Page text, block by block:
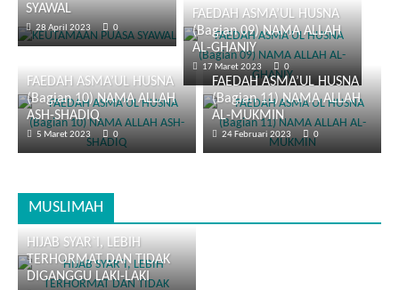
SYAWAL
28 April 2023 0
FAEDAH ASMA’UL HUSNA
(Bagian 09) NAMA ALLAH
AL-GHANIY
17 Maret 2023 0
FAEDAH ASMA’UL HUSNA
(Bagian 10) NAMA ALLAH
ASH-SHADIQ
5 Maret 2023 0
FAEDAH ASMA’UL HUSNA
(Bagian 11) NAMA ALLAH
AL-MUKMIN
24 Februari 2023 0
MUSLIMAH
HIJAB SYAR`I, LEBIH
TERHORMAT DAN TIDAK
DIGANGGU LAKI-LAKI